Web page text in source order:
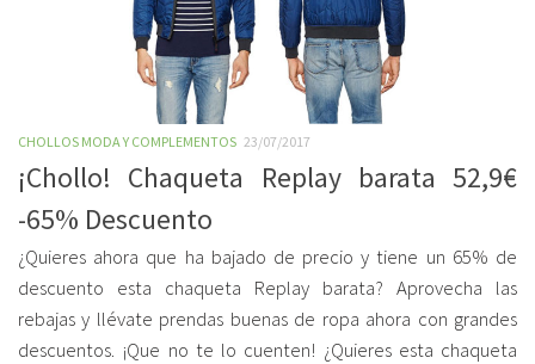
CHOLLOS MODA Y COMPLEMENTOS 23/07/2017
¡Chollo! Chaqueta Replay barata 52,9€
-65% Descuento
¿Quieres ahora que ha bajado de precio y tiene un 65% de
descuento esta chaqueta Replay barata? Aprovecha las
rebajas y llévate prendas buenas de ropa ahora con grandes
descuentos. ¡Que no te lo cuenten! ¿Quieres esta chaqueta